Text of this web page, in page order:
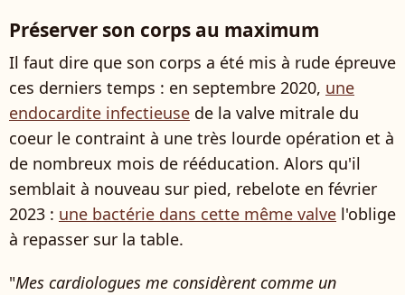
Préserver son corps au maximum
Il faut dire que son corps a été mis à rude épreuve
ces derniers temps : en septembre 2020, une
endocardite infectieuse de la valve mitrale du
coeur le contraint à une très lourde opération et à
de nombreux mois de rééducation. Alors qu'il
semblait à nouveau sur pied, rebelote en février
2023 : une bactérie dans cette même valve l'oblige
à repasser sur la table.
"Mes cardiologues me considèrent comme un